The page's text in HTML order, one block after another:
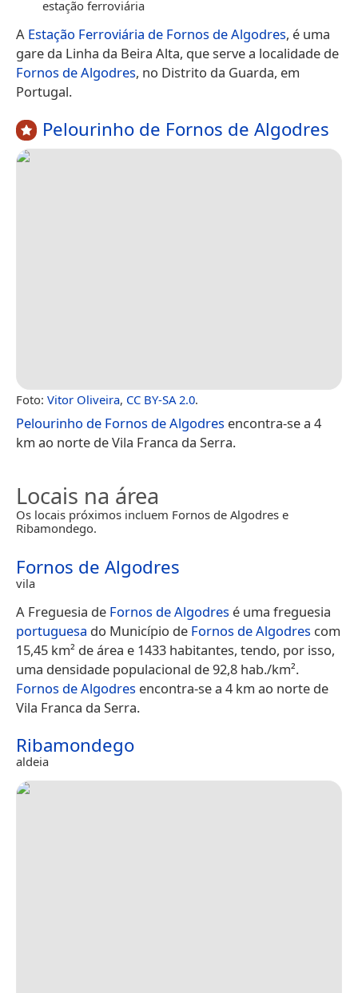
estação ferroviária
A Estação Ferroviária de Fornos de Algodres, é uma
gare da Linha da Beira Alta, que serve a localidade de
Fornos de Algodres, no Distrito da Guarda, em
Portugal.
Pelourinho de Fornos de Algodres
Foto: Vitor Oliveira, CC BY-SA 2.0.
Pelourinho de Fornos de Algodres encontra-se a 4
km ao norte de Vila Franca da Serra.
Locais na área
Os locais próximos incluem Fornos de Algodres e
Ribamondego.
Fornos de Algodres
vila
A Freguesia de Fornos de Algodres é uma freguesia
portuguesa do Município de Fornos de Algodres com
15,45 km² de área e 1433 habitantes, tendo, por isso,
uma densidade populacional de 92,8 hab./km².
Fornos de Algodres encontra-se a 4 km ao norte de
Vila Franca da Serra.
Ribamondego
aldeia